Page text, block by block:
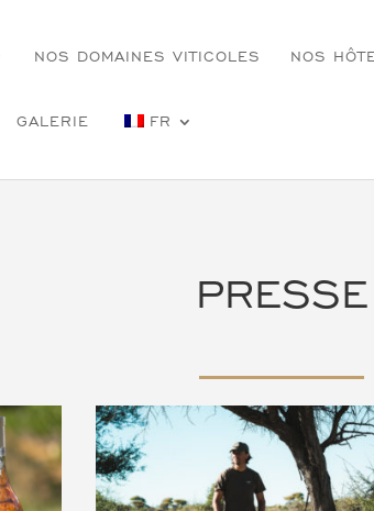
NOS DOMAINES VITICOLES NOS
GALERIE FR
PRESSE